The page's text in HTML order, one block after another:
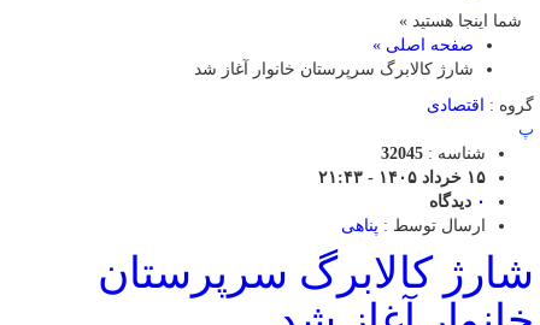
شما اینجا هستید »
صفحه اصلی »
شارژ کالابرگ سرپرستان خانوار آغاز شد
گروه :
اقتصادی
پ
شناسه : 32045
۱۵ خرداد ۱۴۰۵ - ۲۱:۴۳
۰ دیدگاه
ارسال توسط : پناهی
شارژ کالابرگ سرپرستان